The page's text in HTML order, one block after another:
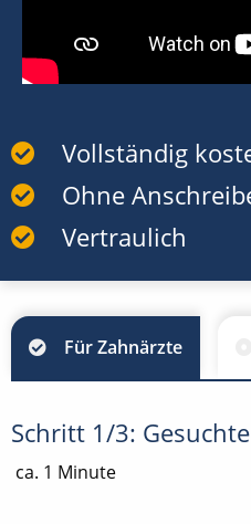
Vollständig
Ohne
Vertraulich
Für Zahnärzte
Schritt 1/3:
ca. 1 Minute